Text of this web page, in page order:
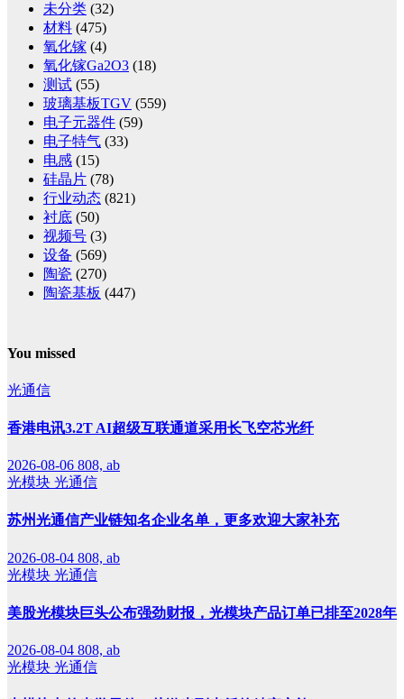
未分类 (32)
材料 (475)
氧化镓 (4)
氧化镓Ga2O3 (18)
测试 (55)
玻璃基板TGV (559)
电子元器件 (59)
电子特气 (33)
电感 (15)
硅晶片 (78)
行业动态 (821)
衬底 (50)
视频号 (3)
设备 (569)
陶瓷 (270)
陶瓷基板 (447)
You missed
光通信
香港电讯3.2T AI超级互联通道采用长飞空芯光纤
2026-08-06 808, ab
光模块 光通信
苏州光通信产业链知名企业名单，更多欢迎大家补充
2026-08-04 808, ab
光模块 光通信
美股光模块巨头公布强劲财报，光模块产品订单已排至2028年
2026-08-04 808, ab
光模块 光通信